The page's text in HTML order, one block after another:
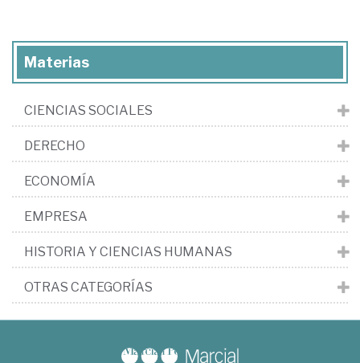
Materias
CIENCIAS SOCIALES
DERECHO
ECONOMÍA
EMPRESA
HISTORIA Y CIENCIAS HUMANAS
OTRAS CATEGORÍAS